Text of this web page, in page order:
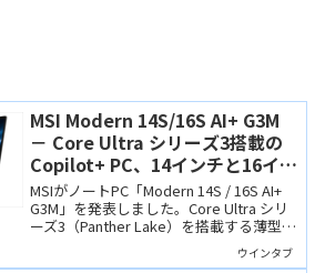
MSI Modern 14S/16S AI+ G3M
－ Core Ultra シリーズ3搭載の
Copilot+ PC、14インチと16イン
チの薄型ビジネスノート
MSIがノートPC「Modern 14S / 16S AI+
G3M」を発表しました。Core Ultra シリ
ーズ3（Panther Lake）を搭載する薄型の
ビジネスノートPCで、ビジネス用や学習
ウインタブ